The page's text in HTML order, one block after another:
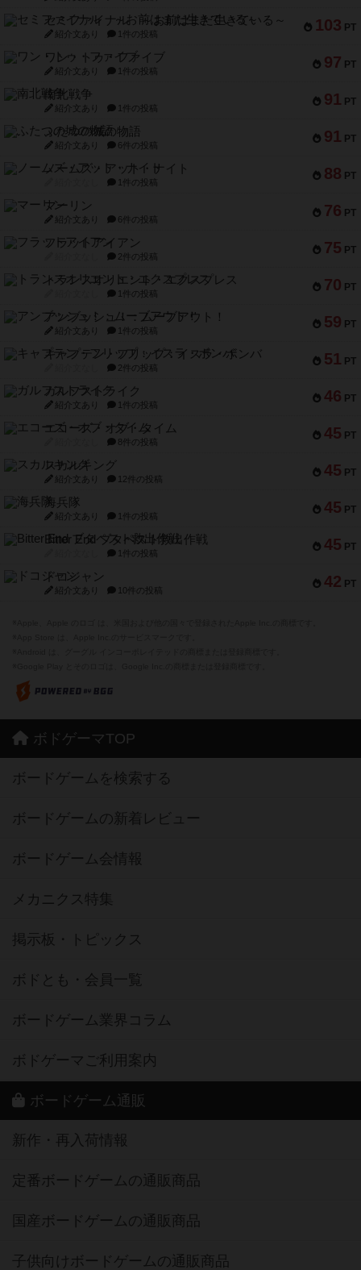
103 PT
セミファイナル ～お前はまだ生きている～
紹介文あり 1件の投稿
97 PT
ワン・トゥ・ファイブ
紹介文あり 1件の投稿
91 PT
南北戦争
紹介文あり 1件の投稿
91 PT
ふたつの城の物語
紹介文あり 6件の投稿
88 PT
ノームズ・アット・ナイト
1件の投稿
76 PT
マーリン
紹介文あり 6件の投稿
75 PT
フラットアイアン
2件の投稿
70 PT
トランスオリエント・エクスプレス
1件の投稿
59 PT
アンブッシュ！：ムーブアウト！
紹介文あり 1件の投稿
51 PT
キャプテン・フリップ：イスラ・ボンバ
2件の投稿
46 PT
ガルフストライク
紹介文あり 1件の投稿
45 PT
エコーズ・オブ・タイム
8件の投稿
45 PT
スカルキング
紹介文あり 12件の投稿
45 PT
海兵隊
紹介文あり 1件の投稿
45 PT
Bitter End ブタペスト救出作戦
1件の投稿
42 PT
ドコジャン
紹介文あり 10件の投稿
ボドゲーマTOP
ボードゲームを検索する
ボードゲームの新着レビュー
ボードゲーム会情報
メカニクス特集
掲示板・トピックス
ボドとも・会員一覧
ボードゲーム業界コラム
ボドゲーマご利用案内
ボードゲーム通販
新作・再入荷情報
定番ボードゲームの通販商品
国産ボードゲームの通販商品
子供向けボードゲームの通販商品